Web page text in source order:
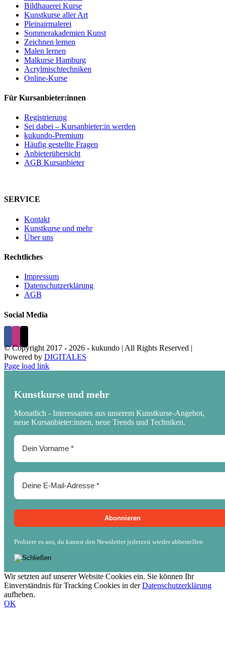
Bildhauerei Kurse
Kunstkurse aller Art
Pleinairmalerei
Sommerakademien Kunst
Zeichnen lernen
Malen lernen
Malkurse Hamburg
Acrylmischtechniken
Online-Kurse
Für Kursanbieter:innen
Registrierung
Sei dabei – Kursanbieter:in werden
kukundo-Premium
Häufig gestellte Fragen
Anbieterübersicht
AGB Kursanbieter
SERVICE
Kontakt
Kunstkurse und mehr
Über uns
Rechtliches
Impressum
Datenschutzerklärung
AGB
Social Media
© Copyright 2017 - 2026 - kukundo | All Rights Reserved |
Powered by DIGITALES
Page load link
Kunstkurse und mehr
Monatlich - Interessantes aus unserem Kunstkurse-Angebot,
neue Kursanbieter:innen, neue Trends und Techniken.
Probiere es aus, du kannst den Newsletter jederzeit wieder abbestellen
Wir setzten auf unserer Website Cookies ein. Sie können Ihr
Einverständnis für Tracking Cookies in derDatenschutzerklärung
aufheben.
OK